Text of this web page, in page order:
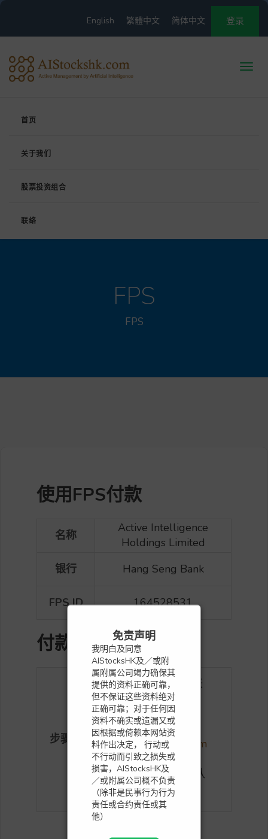
登录
简体中文
繁體中文
English
首页
关于我们
股票投资组合
联络
免责声明
我明白及同意
AIStocksHK及／或附
属附属公司竭力确保其
提供的资料正确可靠，
但不保证这些资料绝对
正确可靠；对于任何因
资料不确实或遗漏又或
因根据或倚赖本网站资
料作出决定， 行动或
不行动而引致之损失或
损害，AIStocksHK及
／或附属公司概不负责
（除非是民事行为行为
责任或合约责任或其
他）
FPS
FPS
使用FPS付款
名称
Active Intelligence
Holdings Limited
银行
Hang Seng Bank
FPS ID 164528531
付款后
步骤
将你的 aistockshk帐
户名称 以及 付款收
据或付款确认短讯
截图并发送至
info@aistockshk.com
我们将在24小时内
验证并向您发送确认
电邮